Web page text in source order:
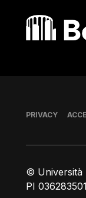
Bocconi shop
© Università
PI
Piè di pagina
PRIVACY